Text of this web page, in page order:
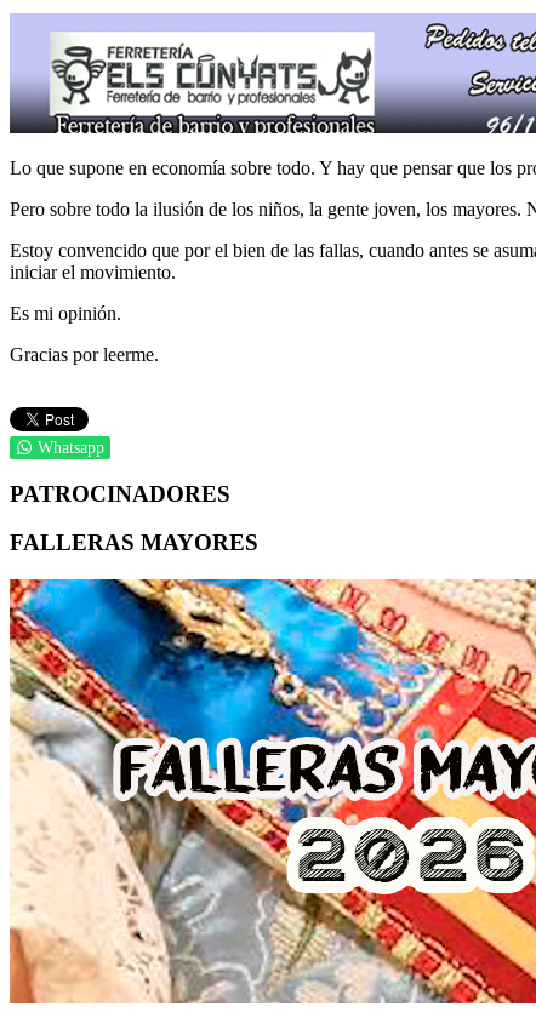
Lo que supone en economía sobre todo. Y hay que pensar que los
Pero sobre todo la ilusión de los niños, la gente joven, los mayores.
Estoy convencido que por el bien de las fallas, cuando antes se
iniciar el movimiento.
Es mi opinión.
Gracias por leerme.
Whatsapp
PATROCINADORES
FALLERAS MAYORES